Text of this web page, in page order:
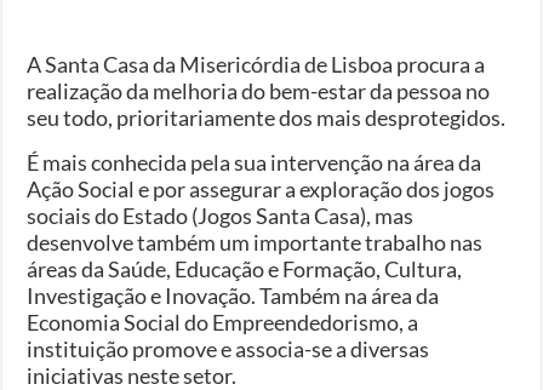
A Santa Casa da Misericórdia de Lisboa procura a
realização da melhoria do bem-estar da pessoa no
seu todo, prioritariamente dos mais desprotegidos.
É mais conhecida pela sua intervenção na área da
Ação Social e por assegurar a exploração dos jogos
sociais do Estado (Jogos Santa Casa), mas
desenvolve também um importante trabalho nas
áreas da Saúde, Educação e Formação, Cultura,
Investigação e Inovação. Também na área da
Economia Social do Empreendedorismo, a
instituição promove e associa-se a diversas
iniciativas neste setor.